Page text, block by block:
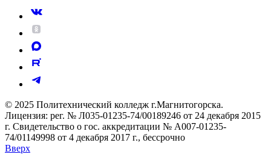
© 2025 Политехнический колледж г.Магнитогорска.
Лицензия: рег. № Л035-01235-74/00189246 от 24 декабря 2015
г. Свидетельство о гос. аккредитации № А007-01235-
74/01149998 от 4 декабря 2017 г., бессрочно
Вверх